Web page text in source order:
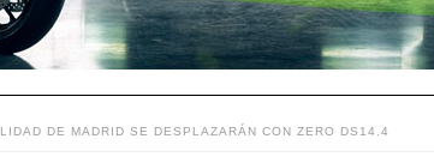
DE MADRID SE DESPLAZARÁN CON ZERO DS14.4